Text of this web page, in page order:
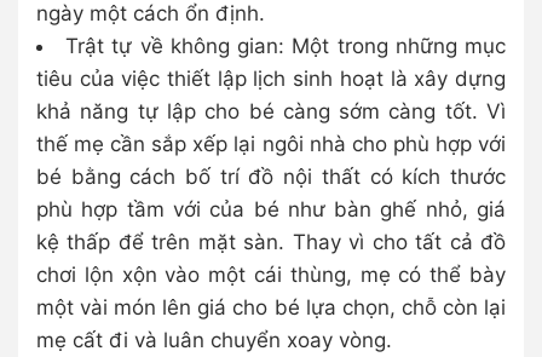
ngày một cách ổn định.
Trật tự về không gian: Một trong những mục
tiêu của việc thiết lập lịch sinh hoạt là xây dựng
khả năng tự lập cho bé càng sớm càng tốt. Vì
thế mẹ cần sắp xếp lại ngôi nhà cho phù hợp với
bé bằng cách bố trí đồ nội thất có kích thước
phù hợp tầm với của bé như bàn ghế nhỏ, giá
kệ thấp để trên mặt sàn. Thay vì cho tất cả đồ
chơi lộn xộn vào một cái thùng, mẹ có thể bày
một vài món lên giá cho bé lựa chọn, chỗ còn lại
mẹ cất đi và luân chuyển xoay vòng.